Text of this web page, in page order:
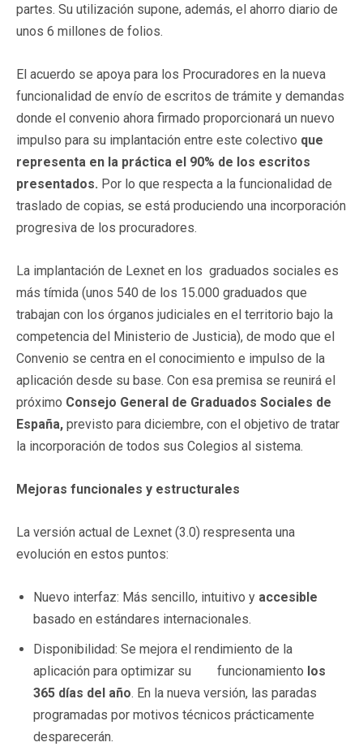
partes. Su utilización supone, además, el ahorro diario de
unos 6 millones de folios.
El acuerdo se apoya para los Procuradores en la nueva
funcionalidad de envío de escritos de trámite y demandas
donde el convenio ahora firmado proporcionará un nuevo
impulso para su implantación entre este colectivo que
representa en la práctica el 90% de los escritos
presentados. Por lo que respecta a la funcionalidad de
traslado de copias, se está produciendo una incorporación
progresiva de los procuradores.
La implantación de Lexnet en los graduados sociales es
más tímida (unos 540 de los 15.000 graduados que
trabajan con los órganos judiciales en el territorio bajo la
competencia del Ministerio de Justicia), de modo que el
Convenio se centra en el conocimiento e impulso de la
aplicación desde su base. Con esa premisa se reunirá el
próximo Consejo General de Graduados Sociales de
España, previsto para diciembre, con el objetivo de tratar
la incorporación de todos sus Colegios al sistema.
Mejoras funcionales y estructurales
La versión actual de Lexnet (3.0) respresenta una
evolución en estos puntos:
Nuevo interfaz: Más sencillo, intuitivo y accesible
basado en estándares internacionales.
Disponibilidad: Se mejora el rendimiento de la
aplicación para optimizar su funcionamiento los
365 días del año. En la nueva versión, las paradas
programadas por motivos técnicos prácticamente
desparecerán.